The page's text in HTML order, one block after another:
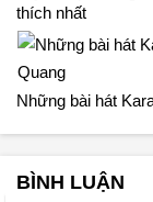
thích nhất
Những bài hát
BÌNH LUẬN